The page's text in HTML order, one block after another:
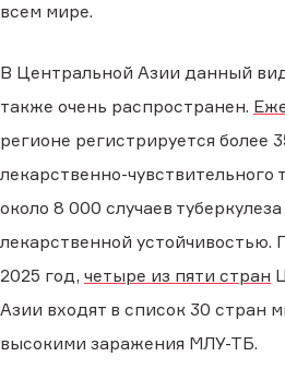
всем мире.
В Центральной Азии данный
также очень распространен.
регионе регистрируется более
лекарственно-чувствительного
около 8 000 случаев туберкулеза
лекарственной устойчивостью.
2025 год, четыре из пяти стран
Азии входят в список 30 стран
высокими заражения МЛУ-ТБ.